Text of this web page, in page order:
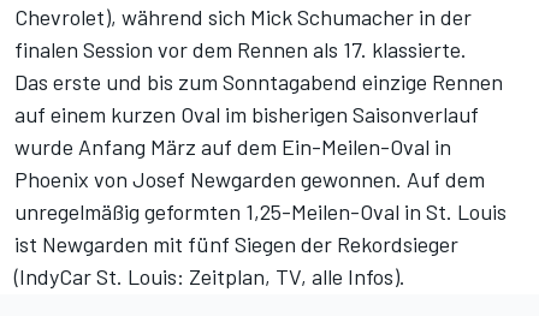
Chevrolet), während sich Mick Schumacher in der
finalen Session vor dem Rennen als 17. klassierte.
Das erste und bis zum Sonntagabend einzige Rennen
auf einem kurzen Oval im bisherigen Saisonverlauf
wurde Anfang März auf dem Ein-Meilen-Oval in
Phoenix von Josef Newgarden gewonnen. Auf dem
unregelmäßig geformten 1,25-Meilen-Oval in St. Louis
ist Newgarden mit fünf Siegen der Rekordsieger
(IndyCar St. Louis: Zeitplan, TV, alle Infos).